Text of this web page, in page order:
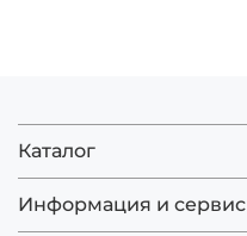
Каталог
Информация и сервис